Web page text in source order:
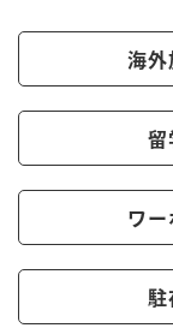
海外
留
ワー
駐